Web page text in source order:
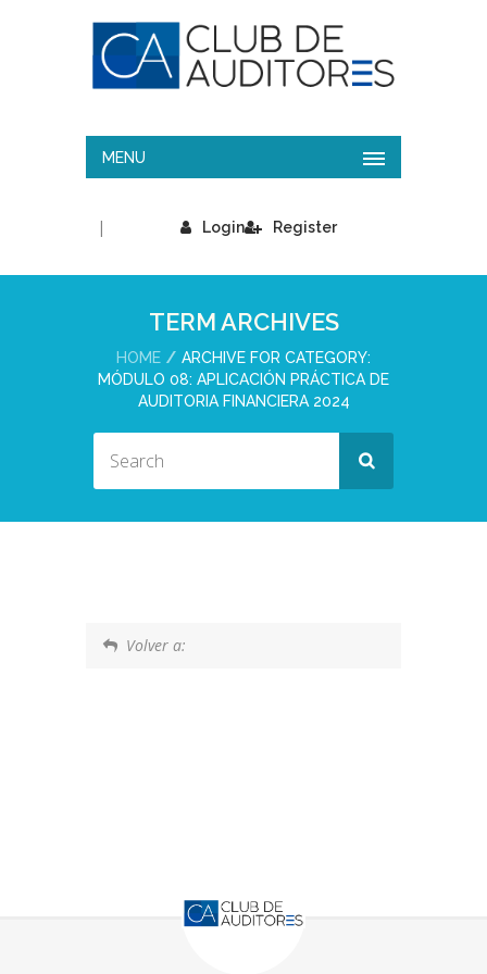
MENU
Login
| Register
TERM ARCHIVES
HOME
ARCHIVE FOR CATEGORY:
MÓDULO 08: APLICACIÓN PRÁCTICA DE
AUDITORIA FINANCIERA 2024
Volver a: